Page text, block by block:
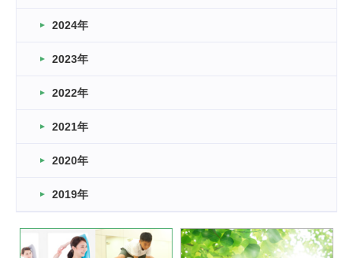
車いすバスケとRくんのお話
2026.03.14
卒業・卒園の季節★
2026.03.11
緑ケ丘体育館
2022.11.03
緑ケ丘体育館
いたっぼーる大会☆彡
緑ケ丘体育館
2024年
2023年
2022年
2021年
2020年
2019年